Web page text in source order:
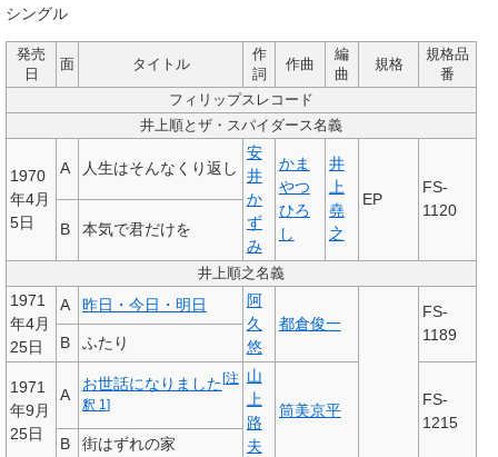
シングル
発売
日
面 タイトル
作
詞
作曲
編
曲
規格
規格品
番
フィリップスレコード
井上順とザ・スパイダース名義
1970
年4月
5日
A 人生はそんなくり返し
安
井
か
ず
み
かま
やつ
ひろ
し
井
上
堯
之
EP
FS-
1120
B
本気で君だけを
井上順之名義
1971
年4月
25日
A 昨日・今日・明日
阿
久
悠
都倉俊一
FS-
1189
B ふたり
1971
年9月
25日
A
お世話になりました[注
釈 1]
山
上
路
夫
筒美京平
FS-
1215
B
街はずれの家